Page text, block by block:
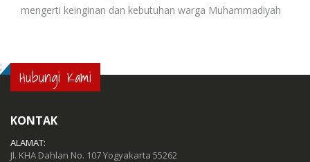
mengerti keinginan dan kebutuhan warga Muhammadiyah
; Hubungi Kami
KONTAK
ALAMAT:
Jl. KHA Dahlan No. 107 Yogyakarta 55262